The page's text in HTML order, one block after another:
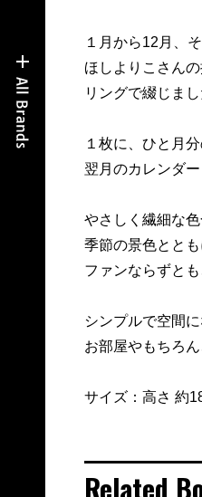
１月から12月、
ほしよりこさん
リングで綴じまし
１枚に、ひと月
翌月のカレンダ
やさしく繊細な色
季節の景色ととも
ファンならずと
シンプルで空間に
お部屋やもちろ
サイズ：高さ 約
Related